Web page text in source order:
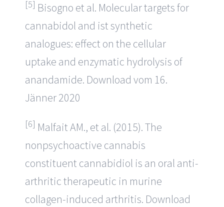
[5] Bisogno et al. Molecular targets for
cannabidol and ist synthetic
analogues: effect on the cellular
uptake and enzymatic hydrolysis of
anandamide. Download vom 16.
Jänner 2020
[6] Malfait AM., et al. (2015). The
nonpsychoactive cannabis
constituent cannabidiol is an oral anti-
arthritic therapeutic in murine
collagen-induced arthritis. Download